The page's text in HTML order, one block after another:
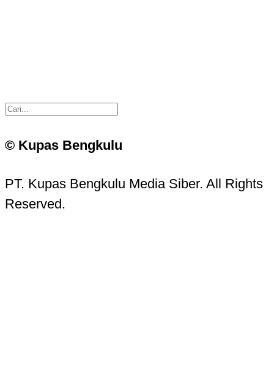
© Kupas Bengkulu
PT. Kupas Bengkulu Media Siber. All Rights
Reserved.